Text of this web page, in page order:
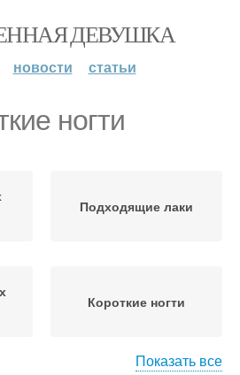
ДЕВУШКА
новости статьи
ногти
Подходящие лаки
Короткие ногти
Показать все